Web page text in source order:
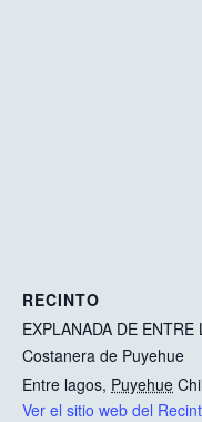
RECINTO
EXPLANADA DE ENTRE
Costanera de Puyehue
Entre lagos, Puyehue
Ver el sitio web del